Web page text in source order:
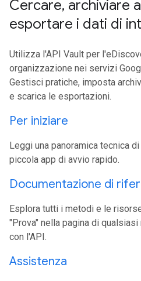
Cercare, archiviare
esportare i dati di
Utilizza l'API Vault per
organizzazione nei servizi
Gestisci pratiche, imposta
e scarica le esportazioni.
Per iniziare
Leggi una panoramica tecnica
piccola app di avvio rapido.
Documentazione di
Esplora tutti i metodi e le
"Prova" nella pagina di
con l'API.
Assistenza